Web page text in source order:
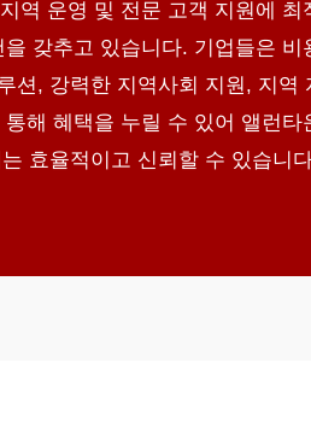
역 운영 및 전문 고객 지원에 최
을 갖추고 있습니다. 기업들은 비
션, 강력한 지역사회 지원, 지역
통해 혜택을 누릴 수 있어 앨런타
효율적이고 신뢰할 수 있습니